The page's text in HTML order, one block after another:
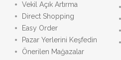
Vekil Açık Artırma
Direct Shopping
Easy Order
Pazar Yerlerini Keşfedin
Önerilen Mağazalar